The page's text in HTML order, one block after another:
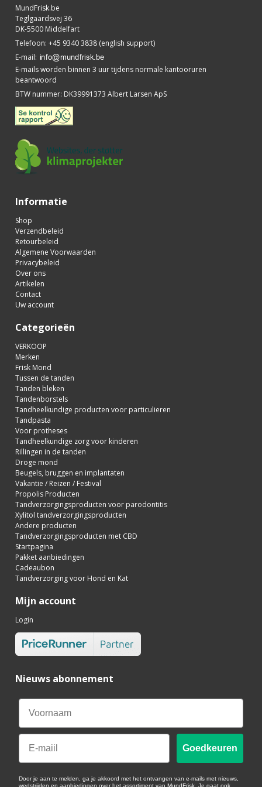
MundFrisk.be
Teglgaardsvej 36
DK-5500 Middelfart
Telefoon: +45 9340 3838 (english support)
E-mail:
E-mails worden binnen 3 uur tijdens normale kantooruren
beantwoord
BTW nummer: DK39991373 Albert Larsen ApS
Informatie
Shop
Verzendbeleid
Retourbeleid
Algemene Voorwaarden
Privacybeleid
Over ons
Artikelen
Contact
Uw account
Categorieën
VERKOOP
Merken
Frisk Mond
Tussen de tanden
Tanden bleken
Tandenborstels
Tandheelkundige producten voor particulieren
Tandpasta
Voor protheses
Tandheelkundige zorg voor kinderen
Rillingen in de tanden
Droge mond
Beugels, bruggen en implantaten
Vakantie / Reizen / Festival
Propolis Producten
Tandverzorgingsproducten voor parodontitis
Xylitol tandverzorgingsproducten
Andere producten
Tandverzorgingsproducten met CBD
Startpagina
Pakket aanbiedingen
Cadeaubon
Tandverzorging voor Hond en Kat
Mijn account
Login
Nieuws abonnement
Email
Goedkeuren
Door je aan te melden, ga je akkoord met het ontvangen van e-mails met nieuws,
wedstrijden en aanbiedingen over het assortiment van MundFrisk. Je gaat ook